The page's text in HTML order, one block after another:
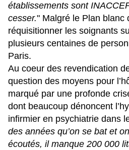
établissements sont
cesser." Malgré le Plan blanc
réquisitionner les soignants
plusieurs centaines de
Paris.
Au coeur des revendication
question des moyens pour
marqué par une profonde
dont beaucoup dénoncent
infirmier en psychiatrie dans
des années qu’on se bat et
écoutés, il manque 200 000